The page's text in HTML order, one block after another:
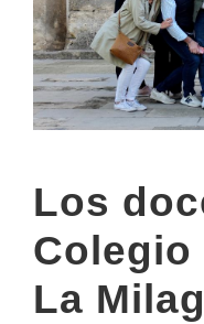
Los
Colegio
La